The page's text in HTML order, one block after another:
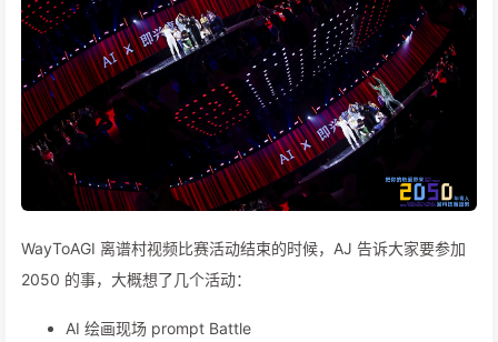
WayToAGI 离谱村视频比赛活动结束的时候，AJ 告诉大家要参加
2050 的事，大概想了几个活动：
AI 绘画现场 prompt Battle